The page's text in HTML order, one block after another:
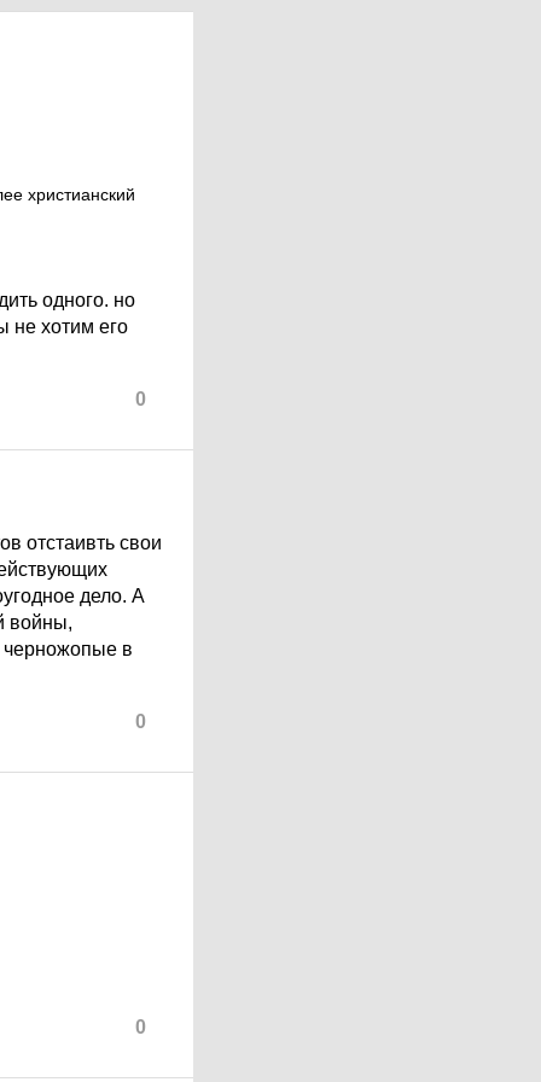
христианский
одного. но
не хотим его
0
отстаивть свои
дело. А
войны,
черножопые в
0
0